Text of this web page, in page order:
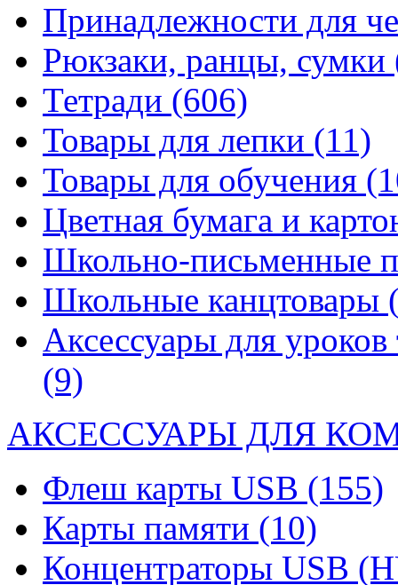
Принадлежности для
Рюкзаки, ранцы, сумки
Тетради (606)
Товары для лепки (11)
Товары для обучения
Цветная бумага и
Школьно-письменные
Школьные канцтовары
Аксессуары для уроков
(9)
АКСЕССУАРЫ ДЛЯ
Флеш карты USB (155)
Карты памяти (10)
Концентраторы USB